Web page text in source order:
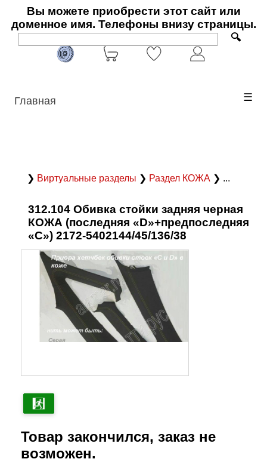
Вы можете приобрести этот сайт или
доменное имя. Телефоны внизу страницы.
🔍
Главная ☰
❯ Виртуальные разделы ❯ Раздел КОЖА ❯ ...
312.104 Обивка стойки задняя черная
КОЖА (последняя «D»+предпоследняя
«С») 2172-5402144/45/136/38
Товар закончился, заказ не
возможен.